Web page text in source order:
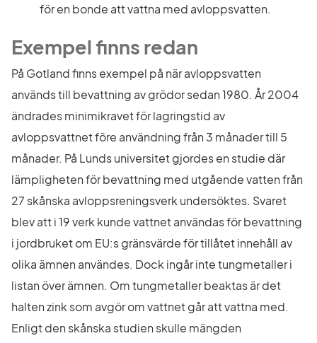
för en bonde att vattna med avloppsvatten.
Exempel finns redan
På Gotland finns exempel på när avloppsvatten
används till bevattning av grödor sedan 1980. År 2004
ändrades minimikravet för lagringstid av
avloppsvattnet före användning från 3 månader till 5
månader. På Lunds universitet gjordes en studie där
lämpligheten för bevattning med utgående vatten från
27 skånska avloppsreningsverk undersöktes. Svaret
blev att i 19 verk kunde vattnet användas för bevattning
i jordbruket om EU:s gränsvärde för tillåtet innehåll av
olika ämnen användes. Dock ingår inte tungmetaller i
listan över ämnen. Om tungmetaller beaktas är det
halten zink som avgör om vattnet går att vattna med.
Enligt den skånska studien skulle mängden